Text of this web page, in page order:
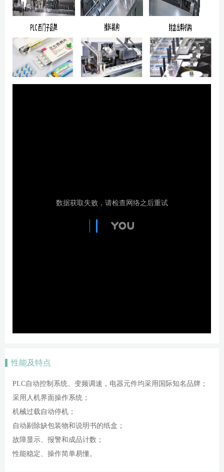
性能及特点
PLC自动控制系统、变频调速，电器元件均采用国际知名品牌；
采用人机界面操作系统；
机械过载自动停机；
自动剔除缺包装物和说明书的纸盒；
故障显示、报警和成品计数；
性能稳定、操作简单易懂。